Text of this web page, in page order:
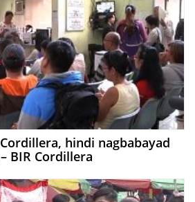
hindi nagbabayad
BIR Cordillera